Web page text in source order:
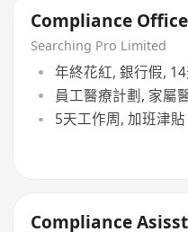
Compliance
Searching Pro Limited
年終花紅, 銀行假,
員工醫療計劃, 家屬
5天工作周, 加班津貼
Compliance